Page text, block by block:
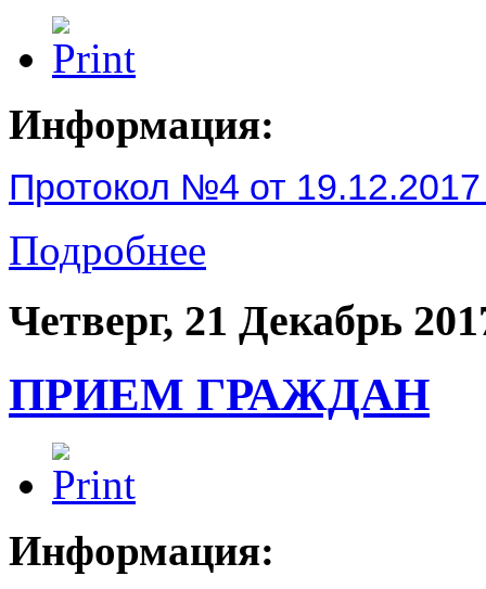
Информация:
Протокол №4 от 19.12.2017
Подробнее
Четверг, 21 Декабрь
ПРИЕМ ГРАЖДАН
Информация: